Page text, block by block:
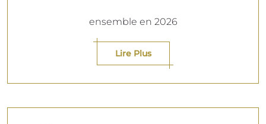
ensemble en 2026
Lire Plus